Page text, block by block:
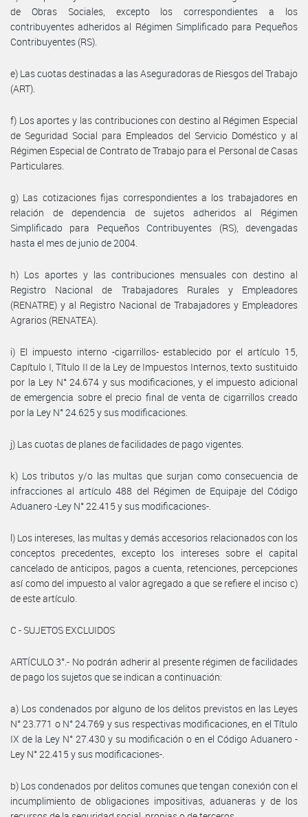
de Obras Sociales, excepto los correspondientes a los
contribuyentes adheridos al Régimen Simplificado para Pequeños
Contribuyentes (RS).
e) Las cuotas destinadas a las Aseguradoras de Riesgos del Trabajo
(ART).
f) Los aportes y las contribuciones con destino al Régimen Especial
de Seguridad Social para Empleados del Servicio Doméstico y al
Régimen Especial de Contrato de Trabajo para el Personal de Casas
Particulares.
g) Las cotizaciones fijas correspondientes a los trabajadores en
relación de dependencia de sujetos adheridos al Régimen
Simplificado para Pequeños Contribuyentes (RS), devengadas
hasta el mes de junio de 2004.
h) Los aportes y las contribuciones mensuales con destino al
Registro Nacional de Trabajadores Rurales y Empleadores
(RENATRE) y al Registro Nacional de Trabajadores y Empleadores
Agrarios (RENATEA).
i) El impuesto interno -cigarrillos- establecido por el artículo 15,
Capítulo I, Título II de la Ley de Impuestos Internos, texto sustituido
por la Ley N° 24.674 y sus modificaciones, y el impuesto adicional
de emergencia sobre el precio final de venta de cigarrillos creado
por la Ley N° 24.625 y sus modificaciones.
j) Las cuotas de planes de facilidades de pago vigentes.
k) Los tributos y/o las multas que surjan como consecuencia de
infracciones al artículo 488 del Régimen de Equipaje del Código
Aduanero -Ley N° 22.415 y sus modificaciones-.
l) Los intereses, las multas y demás accesorios relacionados con los
conceptos precedentes, excepto los intereses sobre el capital
cancelado de anticipos, pagos a cuenta, retenciones, percepciones
así como del impuesto al valor agregado a que se refiere el inciso c)
de este artículo.
C - SUJETOS EXCLUIDOS
ARTÍCULO 3°.- No podrán adherir al presente régimen de facilidades
de pago los sujetos que se indican a continuación:
a) Los condenados por alguno de los delitos previstos en las Leyes
N° 23.771 o N° 24.769 y sus respectivas modificaciones, en el Título
IX de la Ley N° 27.430 y su modificación o en el Código Aduanero -
Ley N° 22.415 y sus modificaciones-.
b) Los condenados por delitos comunes que tengan conexión con el
incumplimiento de obligaciones impositivas, aduaneras y de los